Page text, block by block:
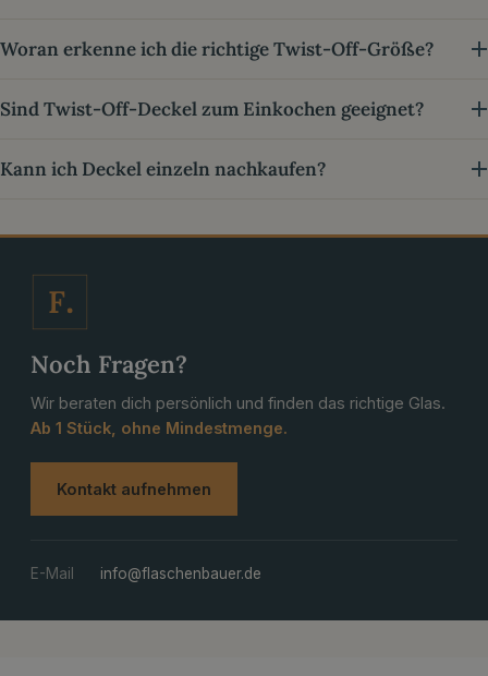
Woran erkenne ich die richtige Twist-Off-Größe?
Sind Twist-Off-Deckel zum Einkochen geeignet?
Kann ich Deckel einzeln nachkaufen?
F
Noch Fragen?
Wir beraten dich persönlich und finden das richtige Glas.
Ab 1 Stück, ohne Mindestmenge.
Kontakt aufnehmen
E-Mail info@flaschenbauer.de